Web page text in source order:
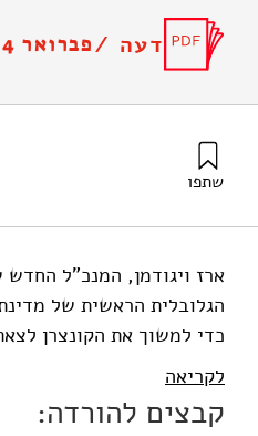
דעה /פברואר 2014
שתפו
ארז ויגודמן, המנכ"ל
הגלובלית הראשית של
כדי למשוך את הקונצרן
לקריאה
קבצים להורדה: